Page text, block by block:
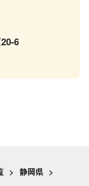
6
> 静岡県 >